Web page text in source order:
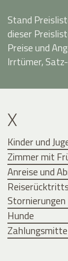
Stand
dieser
Preise und
Irrtümer,
X
Kinder und
Zimmer mit
Anreise und
Stornierungen
Hunde